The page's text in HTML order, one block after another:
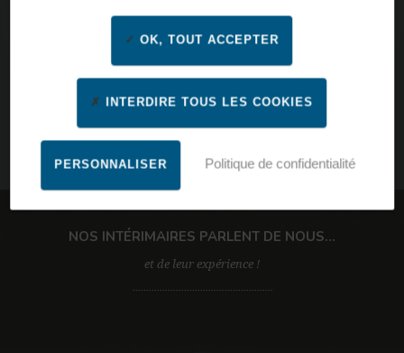
Par ville, code postal, nom d’agence
NOS INTÉRIMAIRES PARLENT DE NOUS...
et de leur expérience !
OK, TOUT ACCEPTER
INTERDIRE TOUS LES COOKIES
PERSONNALISER Politique de confidentialité